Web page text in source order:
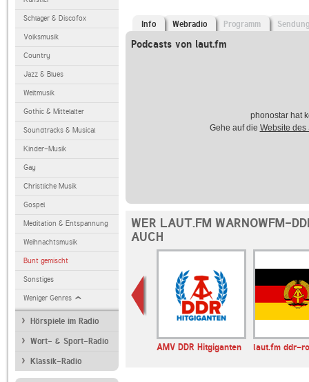
Schlager & Discofox
Volksmusik
Country
Jazz & Blues
Weltmusik
Gothic & Mittelalter
Soundtracks & Musical
Kinder-Musik
Gay
Christliche Musik
Gospel
Meditation & Entspannung
Weihnachtsmusik
Bunt gemischt
Sonstiges
Weniger Genres
Hörspiele im Radio
Wort- & Sport-Radio
Klassik-Radio
Info Webradio Programm
Podcasts von laut.fm
phonostar hat
Gehe auf die Website des
WER LAUT.FM WARNOWFM-
AUCH
Hochschulradio
Aachen
AMV DDR Hitgiganten laut.fm ddr-